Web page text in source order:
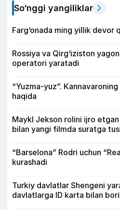
So‘nggi yangiliklar
Farg‘onada ming yillik devor
Rossiya va Qirg‘iziston
operatori yaratadi
“Yuzma-yuz”.
haqida
Maykl Jekson rolini ijro
bilan yangi filmda suratga
“Barselona” Rodri uchun
kurashadi
Turkiy davlatlar Shengeni
davlatlarga ID karta bilan